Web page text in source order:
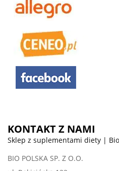
KONTAKT Z NAMI
Sklep z suplementami diety |
BIO POLSKA SP. Z O.O.